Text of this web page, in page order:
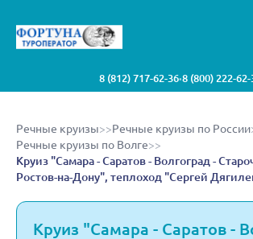
8 (812) 717-62-36•8 (800) 222-62-
Речные круизы>>Речные круизы по России
Речные круизы по Волге>>
Круиз "Самара - Саратов - Волгоград -
Ростов-на-Дону", теплоход "Сергей
Круиз "Самара - Саратов -